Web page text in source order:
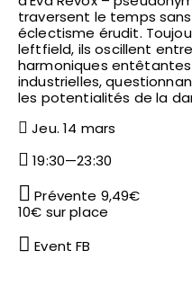
traversent le temps
éclectisme érudit.
leftfield, ils oscillent
harmoniques
industrielles,
les potentialités de la
Jeu. 14 mars
19:30—23:30
Prévente 9,49€
10€ sur place
Event FB